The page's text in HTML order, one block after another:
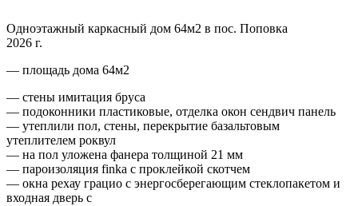
Одноэтажный каркасный дом 64м2 в пос. Поповка
2026 г.
— площадь дома 64м2
— стены имитация бруса
— подоконники пластиковые, отделка окон сендвич панель
— утеплили пол, стены, перекрытие базальтовым
утеплителем роквул
— на пол уложена фанера толщиной 21 мм
— пароизоляция finka с проклейкой скотчем
— окна рехау грацио с энергосберегающим стеклопакетом и
входная дверь с